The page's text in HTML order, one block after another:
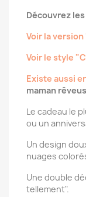
Découvrez
Voir la
Voir le style
Existe aussi
maman
Le cadeau le
ou un
Un design
nuages
Une double
tellement".